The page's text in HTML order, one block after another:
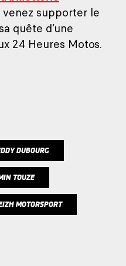
venez supporter le
quête d’une
24 Heures Motos.
DUBOURG
TOUZE
MOTORSPORT